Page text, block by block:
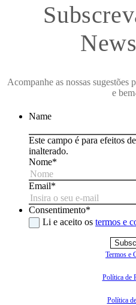
Acompanhe as nossas
e
Name
Este campo é para efeitos
inalterado.
Nome*
Email*
Consentimento*
Li e aceito os termos e
Termos e
Política de
Política